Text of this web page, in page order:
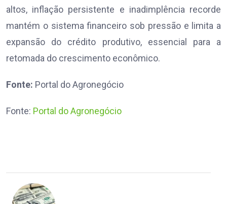
altos, inflação persistente e inadimplência recorde
mantém o sistema financeiro sob pressão e limita a
expansão do crédito produtivo, essencial para a
retomada do crescimento econômico.
Fonte: Portal do Agronegócio
Fonte: Portal do Agronegócio